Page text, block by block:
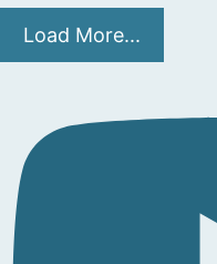
Load More...